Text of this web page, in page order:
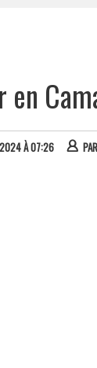
2024 À 07:26 PAR